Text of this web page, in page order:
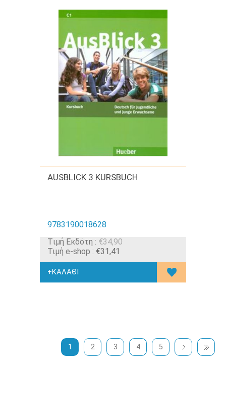
AUSBLICK 3 KURSBUCH
9783190018628
Tιμή Εκδότη : €34,90
Τιμή e-shop : €31,41
1 2 3 4 5